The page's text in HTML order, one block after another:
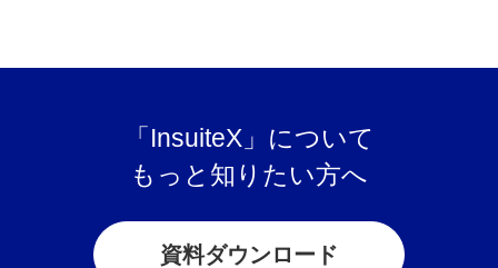
「InsuiteX」について
もっと知りたい方へ
資料ダウンロード